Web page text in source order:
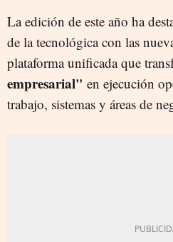
La edición de este año ha
de la tecnológica con las
plataforma unificada que
empresarial" en ejecución
trabajo, sistemas y áreas de